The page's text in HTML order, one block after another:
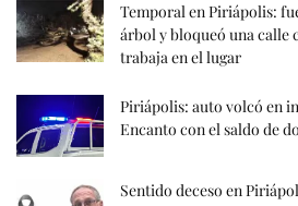
Temporal en Piriápolis:
árbol y bloqueó una calle
trabaja en el lugar
Piriápolis: auto volcó en
Encanto con el saldo de
Sentido deceso en